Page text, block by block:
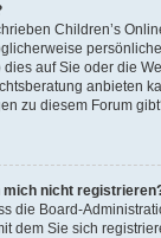
Children’s
auf Sie oder die
anbieten
zu diesem Forum
mich nicht
die Board-
dem Sie sich